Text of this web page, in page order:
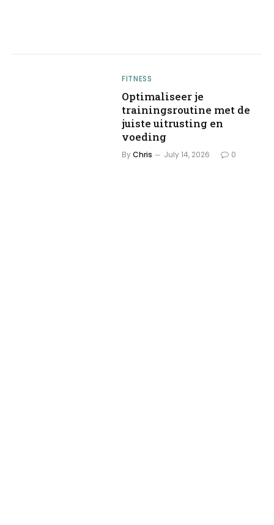
FITNESS
Optimaliseer je
trainingsroutine met de
juiste uitrusting en
voeding
ByChris July 14, 2026 0